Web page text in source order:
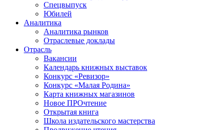
Спецвыпуск
Юбилей
Аналитика
Аналитика рынков
Отраслевые доклады
Отрасль
Вакансии
Календарь книжных выставок
Конкурс «Ревизор»
Конкурс «Малая Родина»
Карта книжных магазинов
Новое ПРОчтение
Открытая книга
Школа издательского мастерства